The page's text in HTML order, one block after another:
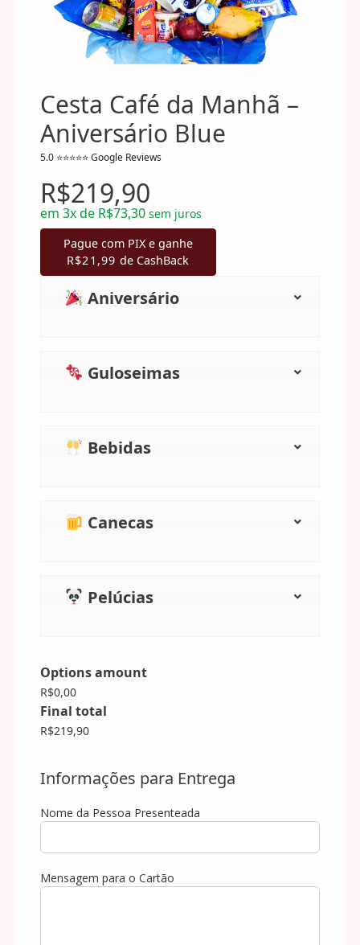
Cesta Café da Manhã –
Aniversário Blue
R$219,90
em 3x de R$73,30 sem juros
Pague com PIX e ganhe
R$21,99 de CashBack
Aniversário
Guloseimas
Bebidas
Canecas
Pelúcias
Options amount
R$0,00
Final total
R$219,90
Informações para Entrega
Nome da Pessoa Presenteada
Mensagem para o Cartão